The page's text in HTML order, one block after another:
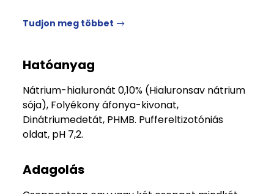
Tudjon meg többet
Hatóanyag
Nátrium-hialuronát 0,10% (Hialuronsav nátrium
sója), Folyékony áfonya-kivonat,
Dinátriumedetát, PHMB. Puffereltizotóniás
oldat, pH 7,2.
Adagolás